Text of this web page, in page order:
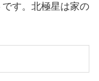
す。北極星は家の